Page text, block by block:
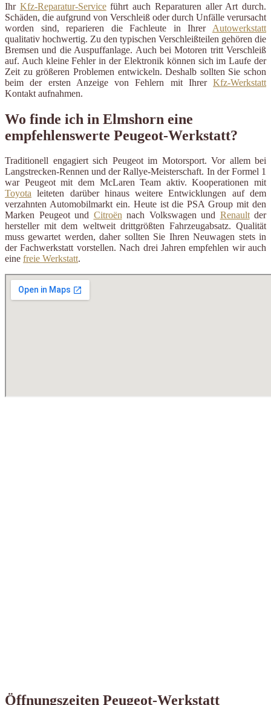
Ihr Kfz-Reparatur-Serviceführt auch Reparaturen aller Art durch.
Schäden, die aufgrund von Verschleiß oder durch Unfälle verursacht
worden sind, reparieren die Fachleute in Ihrer Autowerkstatt
qualitativ hochwertig. Zu den typischen Verschleißteilen gehören die
Bremsen und die Auspuffanlage. Auch bei Motoren tritt Verschleiß
auf. Auch kleine Fehler in der Elektronik können sich im Laufe der
Zeit zu größeren Problemen entwickeln. Deshalb sollten Sie schon
beim der ersten Anzeige von Fehlern mit Ihrer Kfz-Werkstatt
Kontakt aufnahmen.
Wo finde ich in Elmshorn eine
empfehlenswerte Peugeot-Werkstatt?
Traditionell engagiert sich Peugeot im Motorsport. Vor allem bei
Langstrecken-Rennen und der Rallye-Meisterschaft. In der Formel 1
war Peugeot mit dem McLaren Team aktiv. Kooperationen mit
Toyota leiteten darüber hinaus weitere Entwicklungen auf dem
verzahnten Automobilmarkt ein. Heute ist die PSA Group mit den
Marken Peugeot und Citroënnach Volkswagen und Renaultder
hersteller mit dem weltweit drittgrößten Fahrzeugabsatz. Qualität
muss gewartet werden, daher sollten Sie Ihren Neuwagen stets in
der Fachwerkstatt vorstellen. Nach drei Jahren empfehlen wir auch
eine freie Werkstatt.
Öffnungszeiten Peugeot-Werkstatt